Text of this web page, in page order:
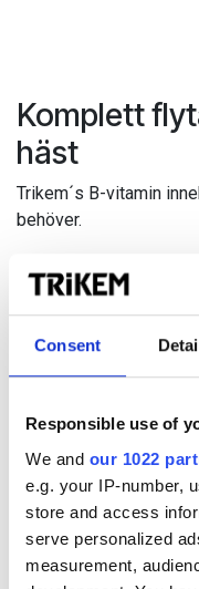
Consent
Responsible use of
We and our 1022
e.g. your IP-number,
store and access
serve personalized
measurement,
Komplett
häst
Trikem´s B-vitamin
behöver.
hästen få ett ökat
tillskott. Extra tillskott
diarré då risken finns
och används vid ett
ämnesomsättning,
blodkroppar.